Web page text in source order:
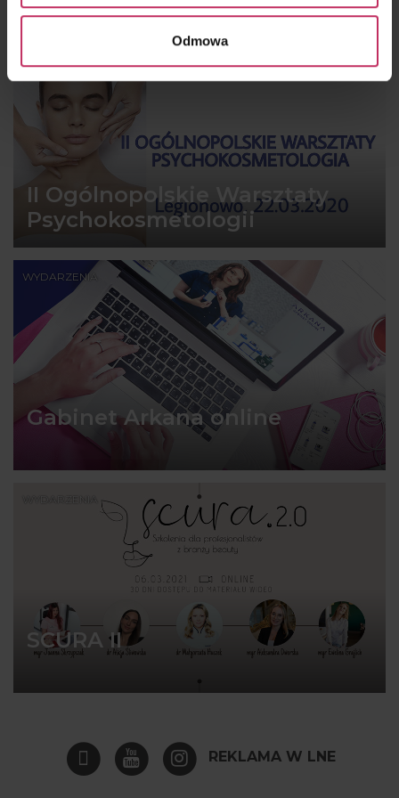
Odmowa
II Ogólnopolskie Warsztaty
Psychokosmetologii
WYDARZENIA
Gabinet Arkana online
WYDARZENIA
SCURA II
REKLAMA W LNE